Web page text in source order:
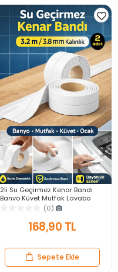
2li Su Geçirmez Kenar Bandı
Banyo Küvet Mutfak Lavabo
Ocak Kenarı Sızdırmaz Tamir
Bandı 3.2mt 3.8mm
(0)
168,90 TL
Sepete Ekle